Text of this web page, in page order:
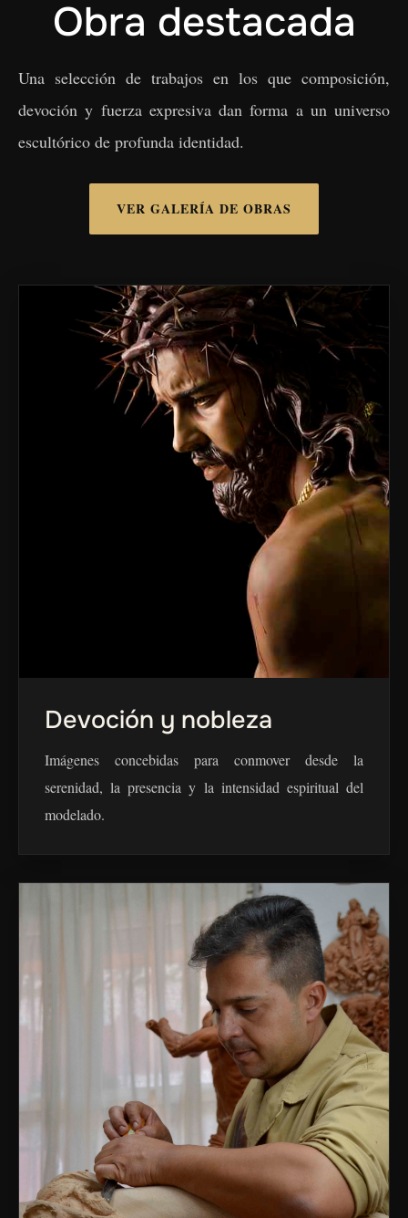
Obra destacada
Una selección de trabajos en los que composición,
devoción y fuerza expresiva dan forma a un universo
escultórico de profunda identidad.
VER GALERÍA DE OBRAS
Devoción y nobleza
Imágenes concebidas para conmover desde la
serenidad, la presencia y la intensidad espiritual del
modelado.